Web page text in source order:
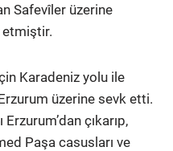
Safevîler üzerine
Karadeniz yolu ile
üzerine sevk etti.
çıkarıp,
Paşa casusları ve